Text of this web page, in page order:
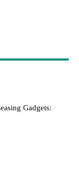
Gadgets: